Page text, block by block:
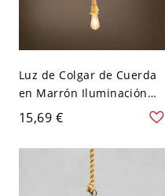
Luz de Colgar de Cuerda
en Marrón Iluminación
Pendiente Industrial para
Restaurante - 110 A 120 V
Marrón 1 39,5"
15,69 €